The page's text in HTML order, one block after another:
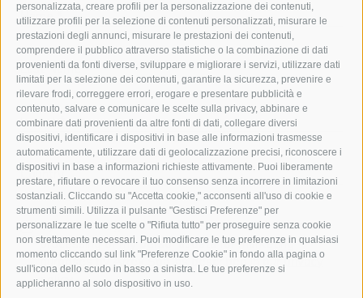
personalizzata, creare profili per la personalizzazione dei contenuti,
utilizzare profili per la selezione di contenuti personalizzati, misurare le
prestazioni degli annunci, misurare le prestazioni dei contenuti,
comprendere il pubblico attraverso statistiche o la combinazione di dati
provenienti da fonti diverse, sviluppare e migliorare i servizi, utilizzare dati
limitati per la selezione dei contenuti, garantire la sicurezza, prevenire e
rilevare frodi, correggere errori, erogare e presentare pubblicità e
contenuto, salvare e comunicare le scelte sulla privacy, abbinare e
combinare dati provenienti da altre fonti di dati, collegare diversi
dispositivi, identificare i dispositivi in base alle informazioni trasmesse
automaticamente, utilizzare dati di geolocalizzazione precisi, riconoscere i
dispositivi in base a informazioni richieste attivamente. Puoi liberamente
prestare, rifiutare o revocare il tuo consenso senza incorrere in limitazioni
sostanziali. Cliccando su "Accetta cookie," acconsenti all'uso di cookie e
strumenti simili. Utilizza il pulsante "Gestisci Preferenze" per
personalizzare le tue scelte o "Rifiuta tutto" per proseguire senza cookie
non strettamente necessari. Puoi modificare le tue preferenze in qualsiasi
momento cliccando sul link "Preferenze Cookie" in fondo alla pagina o
sull'icona dello scudo in basso a sinistra. Le tue preferenze si
applicheranno al solo dispositivo in uso.
Name * *
Last Name * *
E-mail * *
Country
By subscribing to the newsletter, I consent to the
processing of my personal data for marketing
purposes by Arrex Spa, as described in ourprivacy
policy.